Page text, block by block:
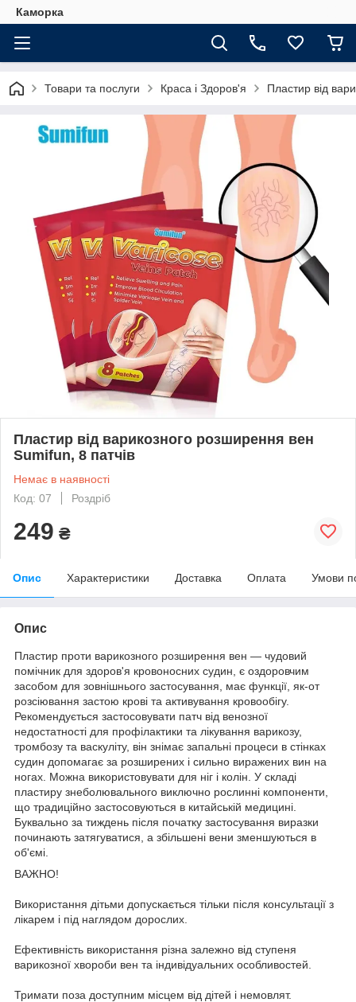
Каморка
Товари та послуги Краса і Здоров'я Пластир від
Пластир від варикозного розширення вен
Sumifun, 8 патчів
Немає в наявності
Код: 07
Роздріб
249 ₴
Опис Характеристики Доставка Оплата Умови
Опис
Пластир проти варикозного розширення вен — чудовий
помічник для здоров'я кровоносних судин, є оздоровчим
засобом для зовнішнього застосування, має функції, як-от
розсіювання застою крові та активування кровообігу.
Рекомендується застосовувати патч від венозної
недостатності для профілактики та лікування варикозу,
тромбозу та васкуліту, він знімає запальні процеси в стінках
судин допомагає за розширених і сильно виражених вин на
ногах. Можна використовувати для ніг і колін. У складі
пластиру знеболювального виключно рослинні компоненти,
що традиційно застосовуються в китайській медицині.
Буквально за тиждень після початку застосування виразки
починають затягуватися, а збільшені вени зменшуються в
об'ємі.
ВАЖНО!
Використання дітьми допускається тільки після консультації з
лікарем і під наглядом дорослих.
Ефективність використання різна залежно від ступеня
варикозної хвороби вен та індивідуальних особливостей.
Тримати поза доступним місцем від дітей і немовлят.